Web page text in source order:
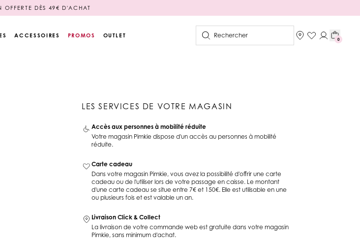
OFFERTE DÈS 49€ D'ACHAT
HOMEWEAR LOVERS ROBES D'ÉTÉ
FROM SOUTH WITH
HOMEWEAR LOVERS
HOMEWEAR LOVERS
ACCESSOIRES PROMOS OUTLET Rechercher
0
LES SERVICES DE VOTRE MAGASIN
Accès aux personnes à mobilité réduite
Votre magasin Pimkie dispose d'un accès au personnes à mobilité
réduite.
Carte cadeau
Dans votre magasin Pimkie, vous avez la possibilité d'offrir une carte
cadeau ou de l'utiliser lors de votre passage en caisse. Le montant
d'une carte cadeau se situe entre 7€ et 150€. Elle est utilisable en une
ou plusieurs fois et est valable un an.
Livraison Click & Collect
La livraison de votre commande web est gratuite dans votre magasin
Pimkie, sans minimum d'achat.